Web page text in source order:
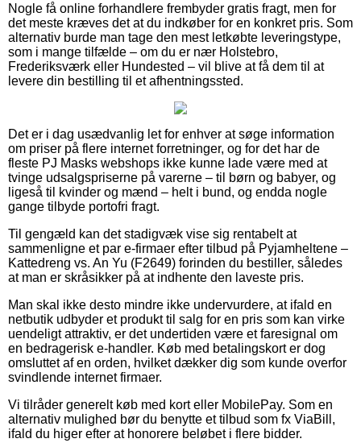
Nogle få online forhandlere frembyder gratis fragt, men for
det meste kræves det at du indkøber for en konkret pris. Som
alternativ burde man tage den mest letkøbte leveringstype,
som i mange tilfælde – om du er nær Holstebro,
Frederiksværk eller Hundested – vil blive at få dem til at
levere din bestilling til et afhentningssted.
Det er i dag usædvanlig let for enhver at søge information
om priser på flere internet forretninger, og for det har de
fleste PJ Masks webshops ikke kunne lade være med at
tvinge udsalgspriserne på varerne – til børn og babyer, og
ligeså til kvinder og mænd – helt i bund, og endda nogle
gange tilbyde portofri fragt.
Til gengæld kan det stadigvæk vise sig rentabelt at
sammenligne et par e-firmaer efter tilbud på Pyjamheltene –
Kattedreng vs. An Yu (F2649) forinden du bestiller, således
at man er skråsikker på at indhente den laveste pris.
Man skal ikke desto mindre ikke undervurdere, at ifald en
netbutik udbyder et produkt til salg for en pris som kan virke
uendeligt attraktiv, er det undertiden være et faresignal om
en bedragerisk e-handler. Køb med betalingskort er dog
omsluttet af en orden, hvilket dækker dig som kunde overfor
svindlende internet firmaer.
Vi tilråder generelt køb med kort eller MobilePay. Som en
alternativ mulighed bør du benytte et tilbud som fx ViaBill,
ifald du higer efter at honorere beløbet i flere bidder.